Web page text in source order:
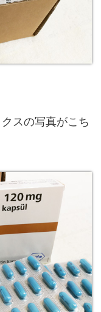
スの写真がこち